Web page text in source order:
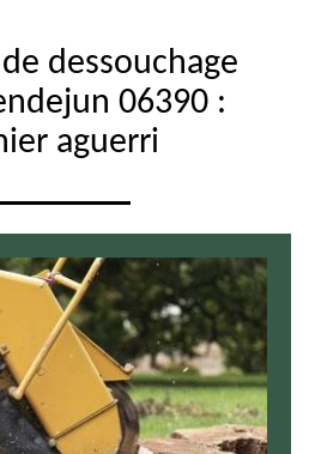
dessouchage
06390 :
aguerri